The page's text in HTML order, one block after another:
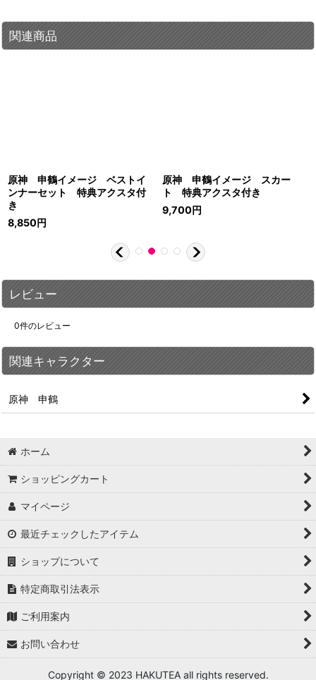
関連商品
原神 申鶴イメージ ベストイ
ンナーセット 特典アクスタ付
き
8,850円
原神 申鶴イメージ スカー
ト 特典アクスタ付き
9,700円
レビュー
0件のレビュー
関連キャラクター
原神 申鶴
ホーム
ショッピングカート
マイページ
最近チェックしたアイテム
ショップについて
特定商取引法表示
ご利用案内
お問い合わせ
Copyright © 2023 HAKUTEA all rights reserved.